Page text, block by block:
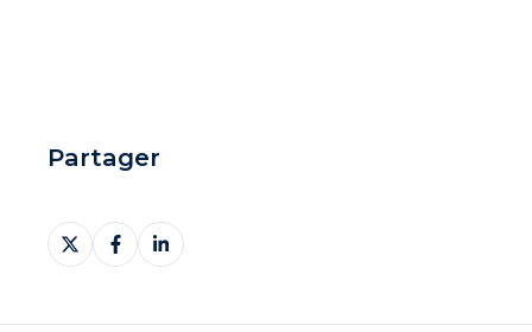
Partager
Partager
sur
Partager
sur
Partager
sur